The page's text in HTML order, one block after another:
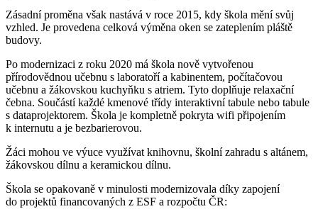
Zásadní proměna však nastává v roce 2015, kdy škola mění svůj
vzhled. Je provedena celková výměna oken se zateplením pláště
budovy.
Po modernizaci z roku 2020 má škola nově vytvořenou
přírodovědnou učebnu s laboratoří a kabinentem, počítačovou
učebnu a žákovskou kuchyňku s atriem. Tyto doplňuje relaxační
čebna. Součástí každé kmenové třídy interaktivní tabule nebo tabule
s dataprojektorem. Škola je kompletně pokryta wifi připojením
k internutu a je bezbarierovou.
Žáci mohou ve výuce využívat knihovnu, školní zahradu s altánem,
žákovskou dílnu a keramickou dílnu.
Škola se opakovaně v minulosti modernizovala díky zapojení
do projektů financovaných z ESF a rozpočtu ČR: